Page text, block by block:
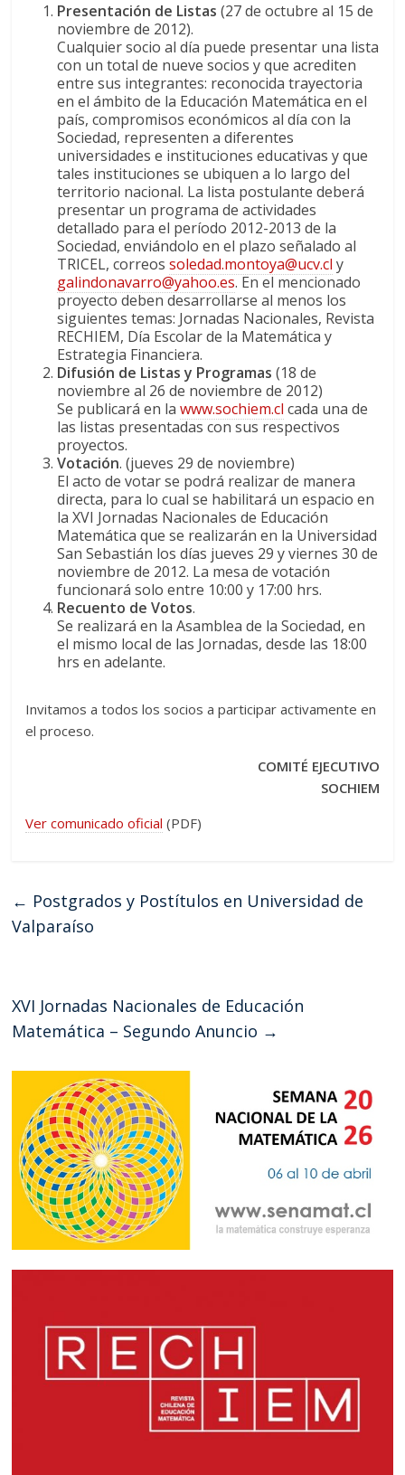
Presentación de Listas(27 de octubre al 15 de
noviembre de 2012).
Cualquier socio al día puede presentar una lista
con un total de nueve socios y que acrediten
entre sus integrantes: reconocida trayectoria
en el ámbito de la Educación Matemática en el
país, compromisos económicos al día con la
Sociedad, representen a diferentes
universidades e instituciones educativas y que
tales instituciones se ubiquen a lo largo del
territorio nacional. La lista postulante deberá
presentar un programa de actividades
detallado para el período 2012-2013 de la
Sociedad, enviándolo en el plazo señalado al
TRICEL, correossoledad.montoya@ucv.cl y
galindonavarro@yahoo.es. En el mencionado
proyecto deben desarrollarse al menos los
siguientes temas: Jornadas Nacionales, Revista
RECHIEM, Día Escolar de la Matemática y
Estrategia Financiera.
Difusión de Listas y Programas(18 de
noviembre al 26 de noviembre de 2012)
Se publicará en lawww.sochiem.cl cada una de
las listas presentadas con sus respectivos
proyectos.
Votación. (jueves 29 de noviembre)
El acto de votar se podrá realizar de manera
directa, para lo cual se habilitará un espacio en
la XVI Jornadas Nacionales de Educación
Matemática que se realizarán en la Universidad
San Sebastián los días jueves 29 y viernes 30 de
noviembre de 2012. La mesa de votación
funcionará solo entre 10:00 y 17:00 hrs.
Recuento de Votos.
Se realizará en la Asamblea de la Sociedad, en
el mismo local de las Jornadas, desde las 18:00
hrs en adelante.
Invitamos a todos los socios a participar activamente en
el proceso.
COMITÉ EJECUTIVO
SOCHIEM
Ver comunicado oficial (PDF)
← Postgrados y Postítulos en Universidad de
Valparaíso
XVI Jornadas Nacionales de Educación
Matemática – Segundo Anuncio →